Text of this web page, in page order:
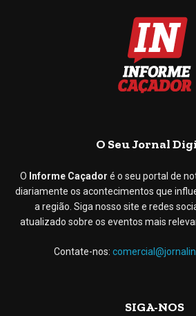
O Seu Jornal
O Informe Caçador é o seu portal de
diariamente os acontecimentos que
a região. Siga nosso site e redes
atualizado sobre os eventos mais
Contate-nos:
SIGA-NOS